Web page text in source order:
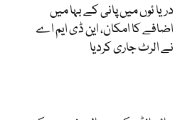
دریا ئوں میں پانی کے بہا میں
اضافے کا امکان، این ڈی ایم اے
نے الرٹ جاری کردیا